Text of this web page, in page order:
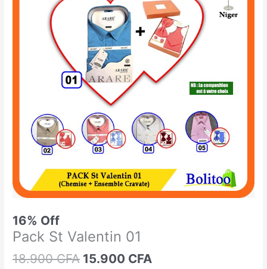
16% Off
Pack St Valentin 01
18.900CFA
18.900 CFA.
15.900 CFA
15.900 CFA.